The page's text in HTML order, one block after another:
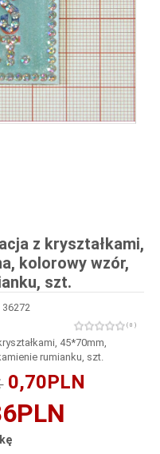
z kryształkami,
​​kolorowy wzór,
szt.
( 0 )
45*70mm,
rumianku, szt.
0,70PLN